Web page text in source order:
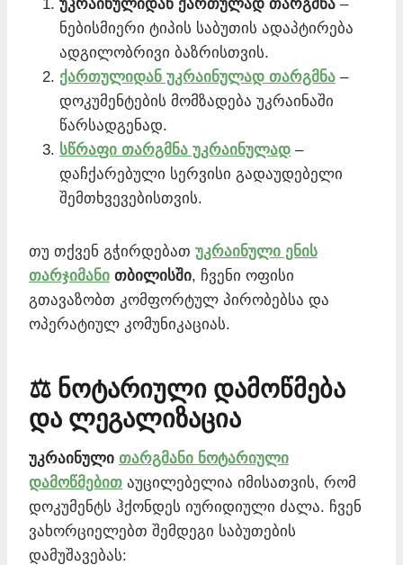
უკრაინულიდან ქართულად თარგმნა –
ნებისმიერი ტიპის საბუთის ადაპტირება
ადგილობრივი ბაზრისთვის.
ქართულიდან უკრაინულად თარგმნა –
დოკუმენტების მომზადება უკრაინაში
წარსადგენად.
სწრაფი თარგმნა უკრაინულად –
დაჩქარებული სერვისი გადაუდებელი
შემთხვევებისთვის.
თუ თქვენ გჭირდებათ უკრაინული ენის
თარჯიმანი თბილისში, ჩვენი ოფისი
გთავაზობთ კომფორტულ პირობებსა და
ოპერატიულ კომუნიკაციას.
⚖️ ნოტარიული დამოწმება
და ლეგალიზაცია
უკრაინული თარგმანი ნოტარიული
დამოწმებით აუცილებელია იმისათვის, რომ
დოკუმენტს ჰქონდეს იურიდიული ძალა. ჩვენ
ვახორციელებთ შემდეგი საბუთების
დამუშავებას: